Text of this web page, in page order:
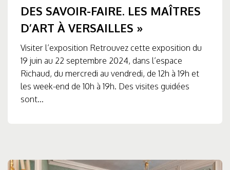
DES SAVOIR-FAIRE. LES MAÎTRES
D’ART À VERSAILLES »
Visiter l’exposition Retrouvez cette exposition du
19 juin au 22 septembre 2024, dans l’espace
Richaud, du mercredi au vendredi, de 12h à 19h et
les week-end de 10h à 19h. Des visites guidées
sont...